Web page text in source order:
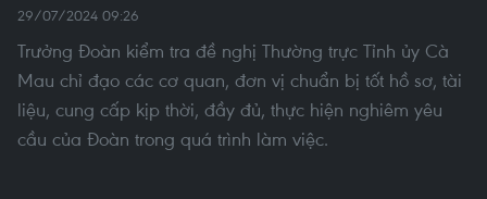
29/07/2024 09:26
Trưởng Đoàn kiểm tra đề nghị Thường trực Tỉnh ủy Cà
Mau chỉ đạo các cơ quan, đơn vị chuẩn bị tốt hồ sơ, tài
liệu, cung cấp kịp thời, đầy đủ, thực hiện nghiêm yêu
cầu của Đoàn trong quá trình làm việc.